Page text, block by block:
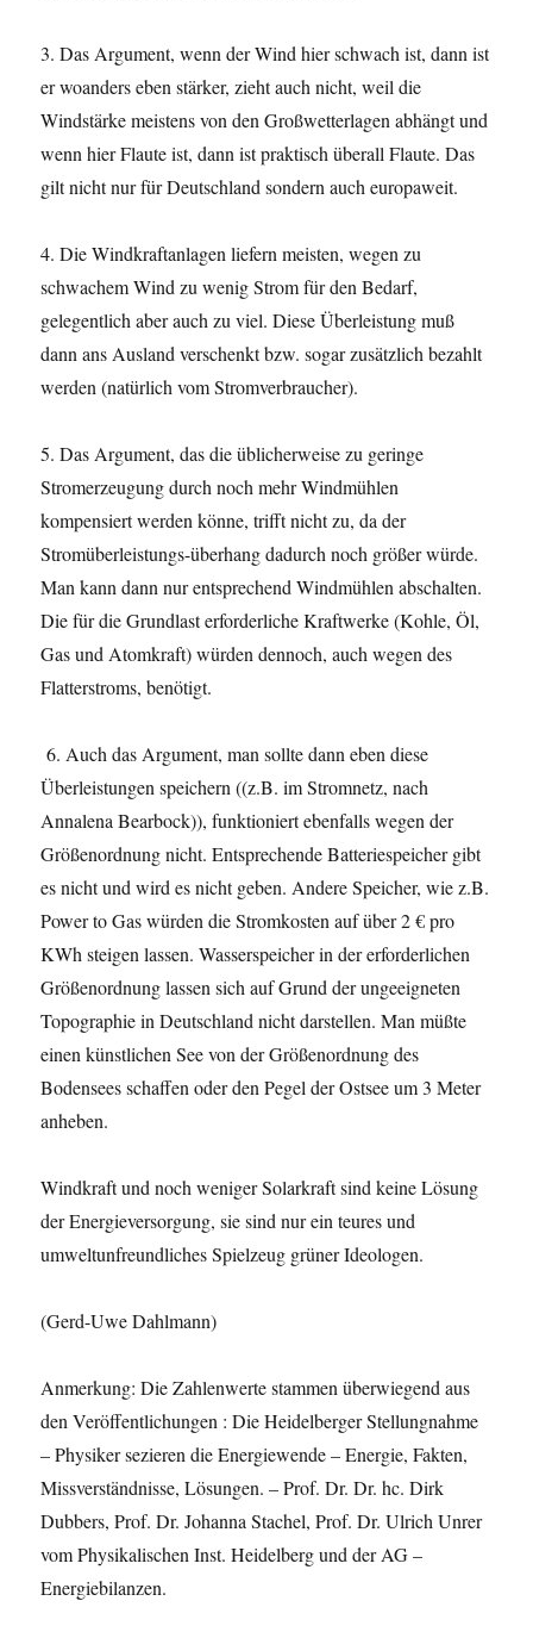
3. Das Argument, wenn der Wind hier schwach ist, dann ist
er woanders eben stärker, zieht auch nicht, weil die
Windstärke meistens von den Großwetterlagen abhängt und
wenn hier Flaute ist, dann ist praktisch überall Flaute. Das
gilt nicht nur für Deutschland sondern auch europaweit.
4. Die Windkraftanlagen liefern meisten, wegen zu
schwachem Wind zu wenig Strom für den Bedarf,
gelegentlich aber auch zu viel. Diese Überleistung muß
dann ans Ausland verschenkt bzw. sogar zusätzlich bezahlt
werden (natürlich vom Stromverbraucher).
5. Das Argument, das die üblicherweise zu geringe
Stromerzeugung durch noch mehr Windmühlen
kompensiert werden könne, trifft nicht zu, da der
Stromüberleistungs-überhang dadurch noch größer würde.
Man kann dann nur entsprechend Windmühlen abschalten.
Die für die Grundlast erforderliche Kraftwerke (Kohle, Öl,
Gas und Atomkraft) würden dennoch, auch wegen des
Flatterstroms, benötigt.
6. Auch das Argument, man sollte dann eben diese
Überleistungen speichern ((z.B. im Stromnetz, nach
Annalena Bearbock)), funktioniert ebenfalls wegen der
Größenordnung nicht. Entsprechende Batteriespeicher gibt
es nicht und wird es nicht geben. Andere Speicher, wie z.B.
Power to Gas würden die Stromkosten auf über 2 € pro
KWh steigen lassen. Wasserspeicher in der erforderlichen
Größenordnung lassen sich auf Grund der ungeeigneten
Topographie in Deutschland nicht darstellen. Man müßte
einen künstlichen See von der Größenordnung des
Bodensees schaffen oder den Pegel der Ostsee um 3 Meter
anheben.
Windkraft und noch weniger Solarkraft sind keine Lösung
der Energieversorgung, sie sind nur ein teures und
umweltunfreundliches Spielzeug grüner Ideologen.
(Gerd-Uwe Dahlmann)
Anmerkung: Die Zahlenwerte stammen überwiegend aus
den Veröffentlichungen : Die Heidelberger Stellungnahme
– Physiker sezieren die Energiewende – Energie, Fakten,
Missverständnisse, Lösungen. – Prof. Dr. Dr. hc. Dirk
Dubbers, Prof. Dr. Johanna Stachel, Prof. Dr. Ulrich Unrer
vom Physikalischen Inst. Heidelberg und der AG –
Energiebilanzen.